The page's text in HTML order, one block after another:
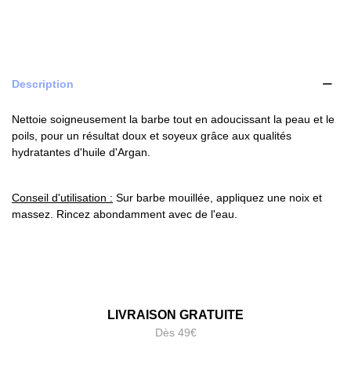
Description
Nettoie soigneusement la barbe tout en adoucissant la peau et le
poils, pour un résultat doux et soyeux grâce aux qualités
hydratantes d'huile d'Argan.
Conseil d'utilisation : Sur barbe mouillée, appliquez une noix et
massez. Rincez abondamment avec de l'eau.
LIVRAISON GRATUITE
Dès 49€